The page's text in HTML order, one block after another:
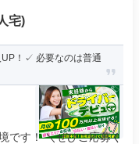
宅)
UP！✓ 必要なのは普通
です！ ＼ぜひご応募く